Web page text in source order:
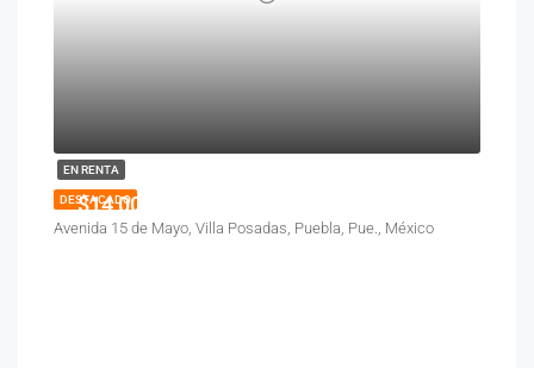
EN RENTA
DESTACADO
$14,000
Avenida 15 de Mayo, Villa Posadas, Puebla, Pue., México